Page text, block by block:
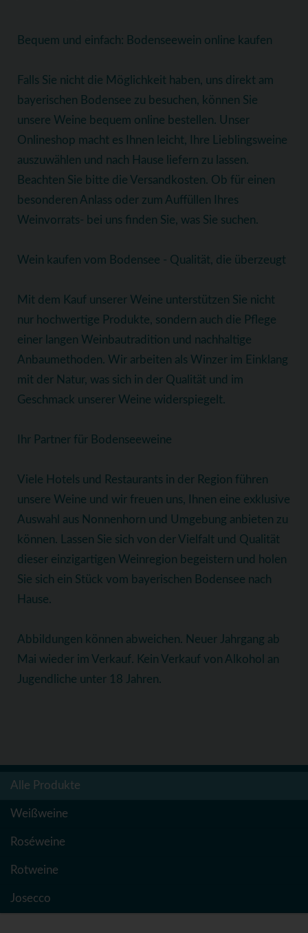
Bequem und einfach: Bodenseewein online kaufen
Falls Sie nicht die Möglichkeit haben, uns direkt am
bayerischen Bodensee zu besuchen, können Sie
unsere Weine bequem online bestellen. Unser
Onlineshop macht es Ihnen leicht, Ihre Lieblingsweine
auszuwählen und nach Hause liefern zu lassen.
Beachten Sie bitte die Versandkosten. Ob für einen
besonderen Anlass oder zum Auffüllen Ihres
Weinvorrats- bei uns finden Sie, was Sie suchen.
Wein kaufen vom Bodensee - Qualität, die überzeugt
Mit dem Kauf unserer Weine unterstützen Sie nicht
nur hochwertige Produkte, sondern auch die Pflege
einer langen Weinbautradition und nachhaltige
Anbaumethoden. Wir arbeiten als Winzer im Einklang
mit der Natur, was sich in der Qualität und im
Geschmack unserer Weine widerspiegelt.
Ihr Partner für Bodenseeweine
Viele Hotels und Restaurants in der Region führen
unsere Weine und wir freuen uns, Ihnen eine exklusive
Auswahl aus Nonnenhorn und Umgebung anbieten zu
können. Lassen Sie sich von der Vielfalt und Qualität
dieser einzigartigen Weinregion begeistern und holen
Sie sich ein Stück vom bayerischen Bodensee nach
Hause.
Abbildungen können abweichen. Neuer Jahrgang ab
Mai wieder im Verkauf. Kein Verkauf von Alkohol an
Jugendliche unter 18 Jahren.
Alle Produkte
Weißweine
Roséweine
Rotweine
Josecco